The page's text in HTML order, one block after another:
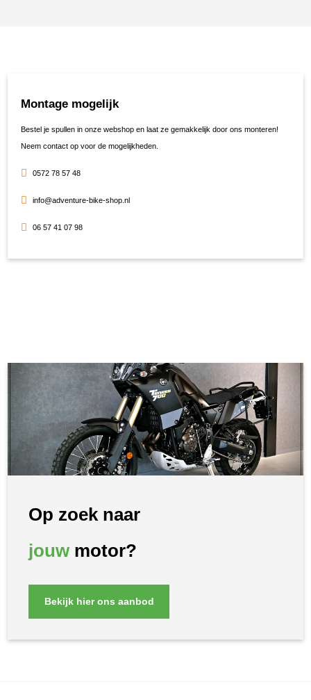
Montage mogelijk
Bestel je spullen in onze webshop en laat ze gemakkelijk door ons monteren!
Neem contact op voor de mogelijkheden.
0572 78 57 48
info@adventure-bike-shop.nl
06 57 41 07 98
Op zoek naar
jouwmotor?
Bekijk hier ons aanbod